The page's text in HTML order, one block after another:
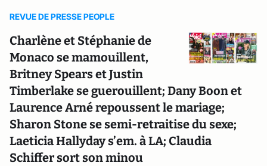
REVUE DE PRESSE PEOPLE
Charlène et Stéphanie de
Monaco se mamouillent,
Britney Spears et Justin
Timberlake se guerouillent; Dany Boon et
Laurence Arné repoussent le mariage;
Sharon Stone se semi-retraitise du sexe;
Laeticia Hallyday s’em. à LA; Claudia
Schiffer sort son minou